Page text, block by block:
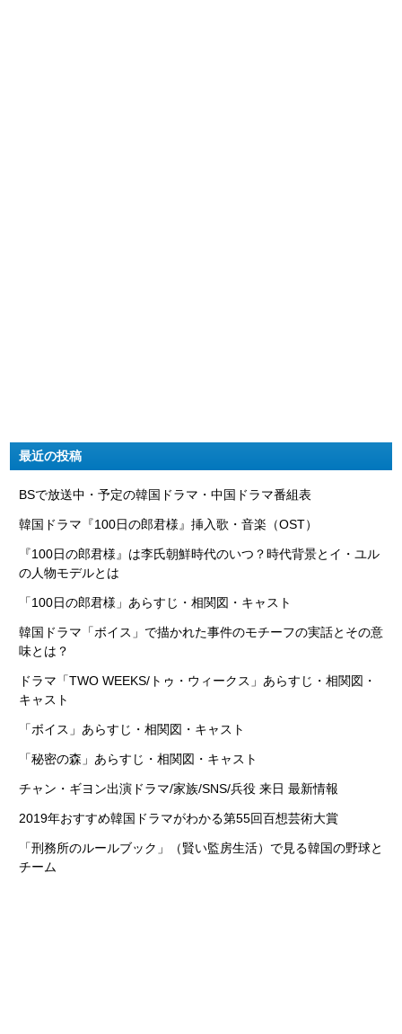
最近の投稿
BSで放送中・予定の韓国ドラマ・中国ドラマ番組表
韓国ドラマ『100日の郎君様』挿入歌・音楽（OST）
『100日の郎君様』は李氏朝鮮時代のいつ？時代背景とイ・ユル
の人物モデルとは
「100日の郎君様」あらすじ・相関図・キャスト
韓国ドラマ「ボイス」で描かれた事件のモチーフの実話とその意
味とは？
ドラマ「TWO WEEKS/トゥ・ウィークス」あらすじ・相関図・
キャスト
「ボイス」あらすじ・相関図・キャスト
「秘密の森」あらすじ・相関図・キャスト
チャン・ギヨン出演ドラマ/家族/SNS/兵役 来日 最新情報
2019年おすすめ韓国ドラマがわかる第55回百想芸術大賞
「刑務所のルールブック」（賢い監房生活）で見る韓国の野球と
チーム